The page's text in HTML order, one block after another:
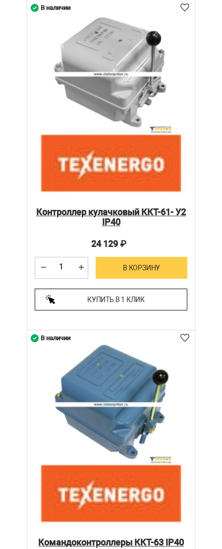
Контроллер кулачковый ККТ-61- У2
IP40
24 129₽
В КОРЗИНУ
КУПИТЬ В 1 КЛИК
В наличии
Командоконтроллеры ККТ-63 IP40
В наличии